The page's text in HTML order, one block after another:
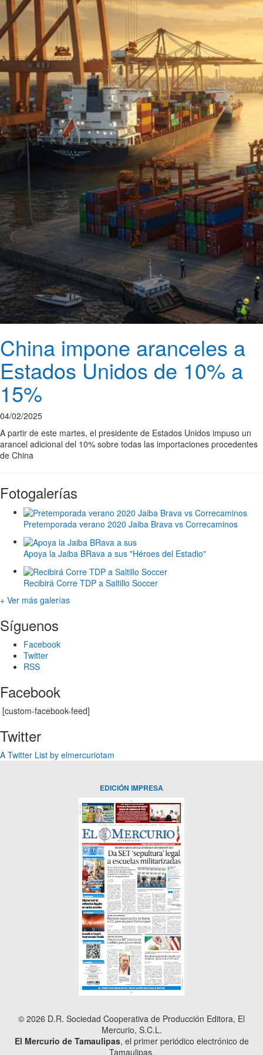
China impone aranceles a
Estados Unidos de 10% a
15%
04/02/2025
A partir de este martes, el presidente de Estados Unidos impuso un
arancel adicional del 10% sobre todas las importaciones procedentes
de China
Fotogalerías
Pretemporada verano 2020 Jaiba Brava vs Correcaminos
Apoya la Jaiba BRava a sus "Héroes del Estadio"
Recibirá Corre TDP a Saltillo Soccer
+ Ver más galerías
Síguenos
Facebook
Twitter
RSS
Facebook
[custom-facebook-feed]
Twitter
A Twitter List by elmercuriotam
EDICIÓN IMPRESA
© 2026 D.R. Sociedad Cooperativa de Producción Editora, El
Mercurio, S.C.L.
El Mercurio de Tamaulipas, el primer periódico electrónico de
Tamaulipas.